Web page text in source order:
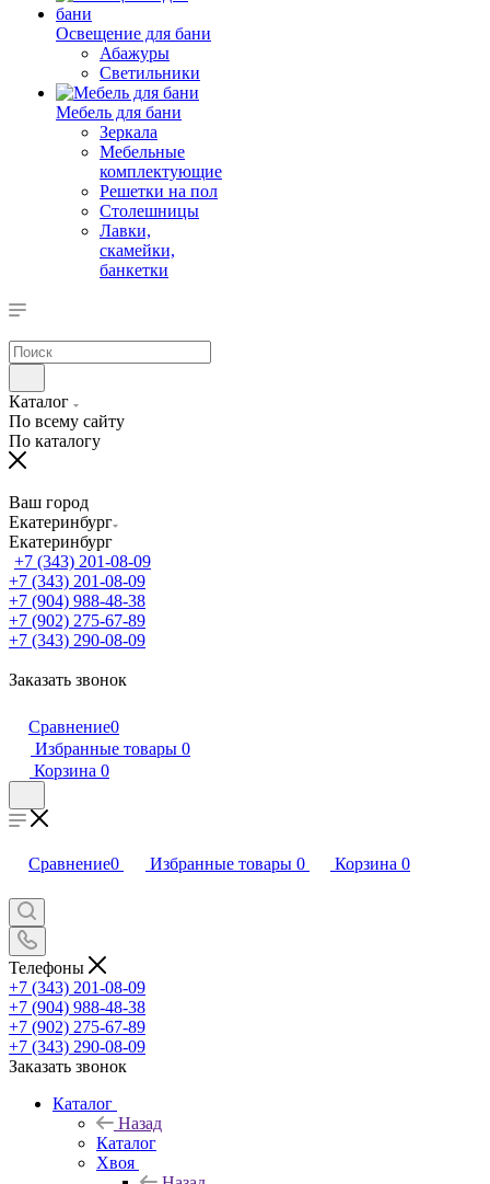
Освещение для бани
Абажуры
Светильники
Мебель для бани
Зеркала
Мебельные
комплектующие
Решетки на пол
Столешницы
Лавки,
скамейки,
банкетки
Каталог
По всему сайту
По каталогу
Ваш город
Екатеринбург
Екатеринбург
+7 (343) 201-08-09
+7 (343) 201-08-09
+7 (904) 988-48-38
+7 (902) 275-67-89
+7 (343) 290-08-09
Заказать звонок
Сравнение0
Избранные товары 0
Корзина 0
Сравнение0 Избранные товары 0 Корзина 0
Телефоны
+7 (343) 201-08-09
+7 (904) 988-48-38
+7 (902) 275-67-89
+7 (343) 290-08-09
Заказать звонок
Каталог
Назад
Каталог
Хвоя